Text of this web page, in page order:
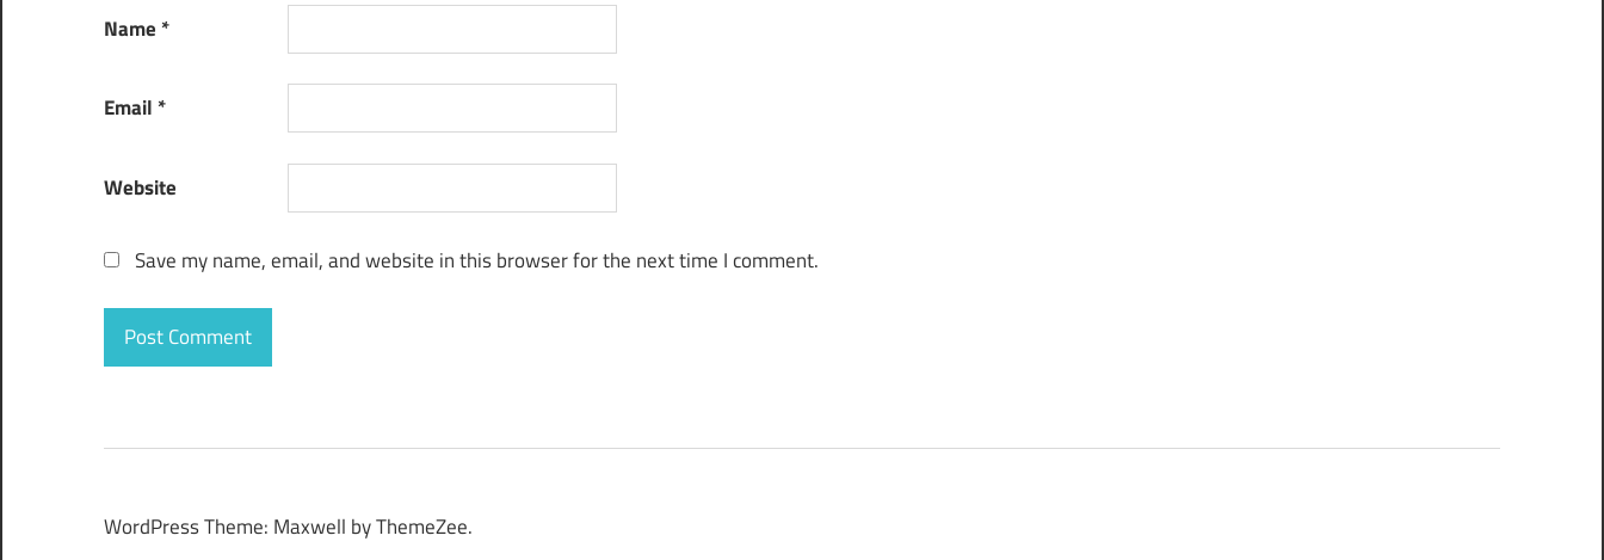
Name *
Email *
Website
Save my name, email, and website in this browser for the next time I comment.
WordPress Theme: Maxwell by ThemeZee.